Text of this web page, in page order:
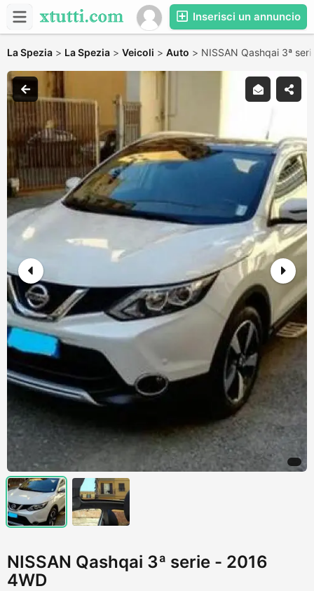
Inserisci un annuncio
La Spezia > La Spezia > Veicoli > Auto > NISSAN Qashqai 3ª
NISSAN Qashqai 3ª serie - 2016
4WD